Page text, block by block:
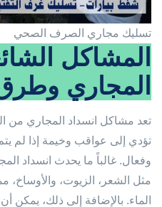
تسليك مجاري الصرف الصحي
المشاكل
المجاري
تعد مشاكل انسداد المجاري من
تؤدي إلى عواقب وخيمة إذا لم
وفعال. غالباً ما يحدث انسداد
مثل الشعر، الزيوت، والأوساخ،
الماء. بالإضافة إلى ذلك، يمكن